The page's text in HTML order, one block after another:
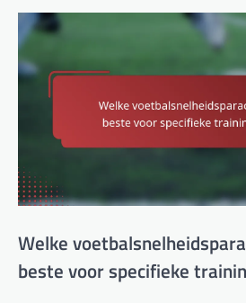
Welke
beste voor specifieke